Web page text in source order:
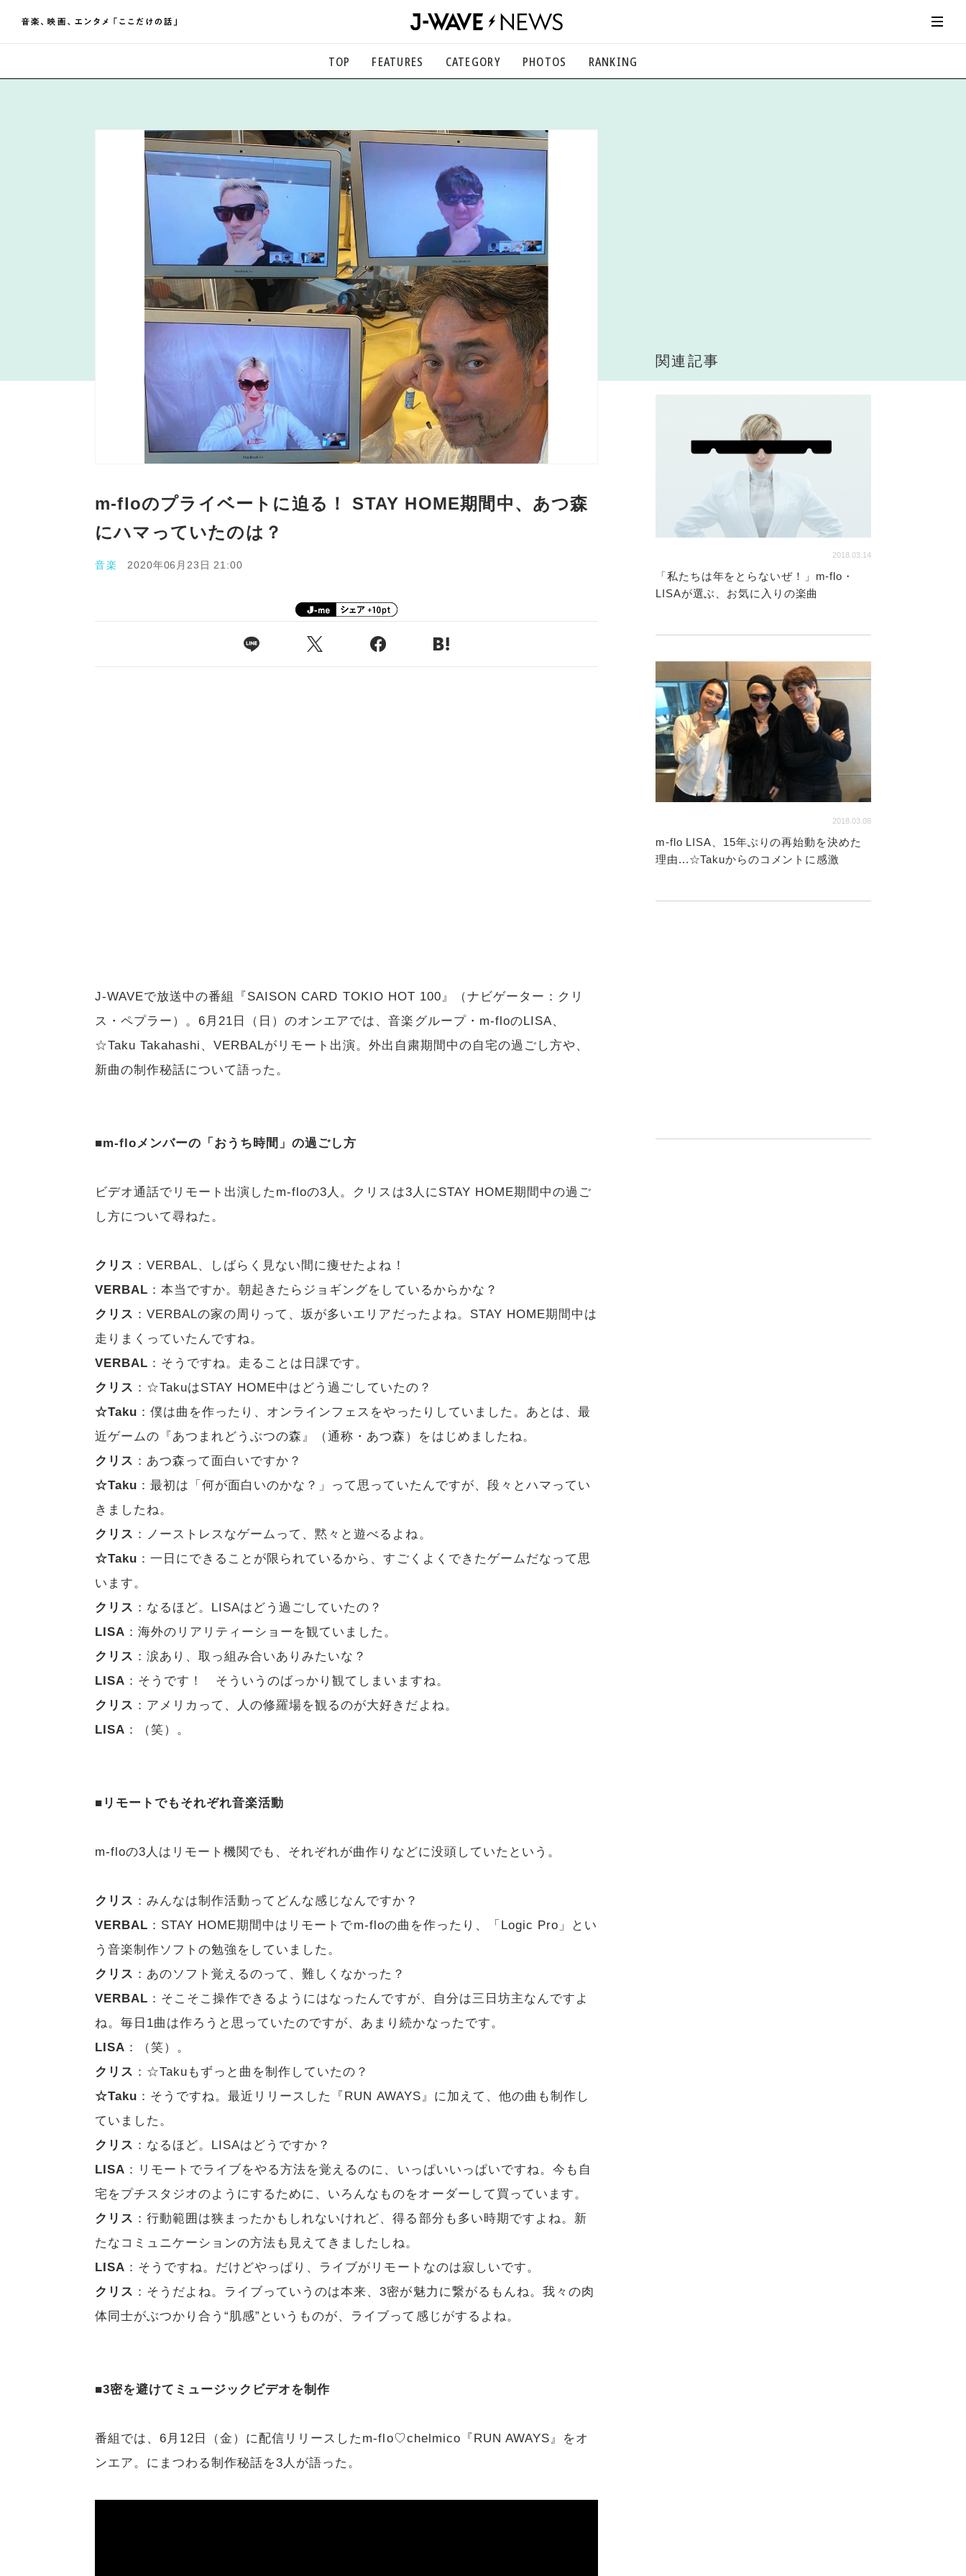
TOP FEATURES CATEGORY
映画、芸能、舞台、スポーツなど
アート、文芸、マンガなど
ライフスタイル
食、健康、美容…暮らし豊かに
社会
国内、海外の気になるトピック
PHOTOS RANKING
m-floのプライベートに迫る！ STAY HOME期間中、あつ森
にハマっていたのは？
音楽 2020年06月23日 21:00
J-WAVEで放送中の番組『SAISON CARD TOKIO HOT 100』（ナビゲーター：クリ
ス・ペプラー）。6月21日（日）のオンエアでは、音楽グループ・m-floのLISA、
☆Taku Takahashi、VERBALがリモート出演。外出自粛期間中の自宅の過ごし方や、
新曲の制作秘話について語った。
■m-floメンバーの「おうち時間」の過ごし方
ビデオ通話でリモート出演したm-floの3人。クリスは3人にSTAY HOME期間中の過ご
し方について尋ねた。
クリス ：VERBAL、しばらく見ない間に痩せたよね！
VERBAL ：本当ですか。朝起きたらジョギングをしているからかな？
クリス ：VERBALの家の周りって、坂が多いエリアだったよね。STAY HOME期間中は
走りまくっていたんですね。
VERBAL ：そうですね。走ることは日課です。
クリス ：☆TakuはSTAY HOME中はどう過ごしていたの？
☆Taku ：僕は曲を作ったり、オンラインフェスをやったりしていました。あとは、最
近ゲームの『あつまれどうぶつの森』（通称・あつ森）をはじめましたね。
クリス ：あつ森って面白いですか？
☆Taku ：最初は「何が面白いのかな？」って思っていたんですが、段々とハマってい
きましたね。
クリス ：ノーストレスなゲームって、黙々と遊べるよね。
☆Taku ：一日にできることが限られているから、すごくよくできたゲームだなって思
います。
クリス ：なるほど。LISAはどう過ごしていたの？
LISA ：海外のリアリティーショーを観ていました。
クリス ：涙あり、取っ組み合いありみたいな？
LISA ：そうです！ そういうのばっかり観てしまいますね。
クリス ：アメリカって、人の修羅場を観るのが大好きだよね。
LISA ：（笑）。
■リモートでもそれぞれ音楽活動
m-floの3人はリモート機関でも、それぞれが曲作りなどに没頭していたという。
クリス ：みんなは制作活動ってどんな感じなんですか？
VERBAL ：STAY HOME期間中はリモートでm-floの曲を作ったり、「Logic Pro」とい
う音楽制作ソフトの勉強をしていました。
クリス ：あのソフト覚えるのって、難しくなかった？
VERBAL ：そこそこ操作できるようにはなったんですが、自分は三日坊主なんですよ
ね。毎日1曲は作ろうと思っていたのですが、あまり続かなったです。
LISA ：（笑）。
クリス ：☆Takuもずっと曲を制作していたの？
☆Taku ：そうですね。最近リリースした『RUN AWAYS』に加えて、他の曲も制作し
ていました。
クリス ：なるほど。LISAはどうですか？
LISA ：リモートでライブをやる方法を覚えるのに、いっぱいいっぱいですね。今も自
宅をプチスタジオのようにするために、いろんなものをオーダーして買っています。
クリス ：行動範囲は狭まったかもしれないけれど、得る部分も多い時期ですよね。新
たなコミュニケーションの方法も見えてきましたしね。
LISA ：そうですね。だけどやっぱり、ライブがリモートなのは寂しいです。
クリス ：そうだよね。ライブっていうのは本来、3密が魅力に繋がるもんね。我々の肉
体同士がぶつかり合う“肌感”というものが、ライブって感じがするよね。
■3密を避けてミュージックビデオを制作
番組では、6月12日（金）に配信リリースしたm-flo♡chelmico『RUN AWAYS』をオ
ンエア。にまつわる制作秘話を3人が語った。
関連記事
2018.03.14
「私たちは年をとらないぜ！」m-flo・
LISAが選ぶ、お気に入りの楽曲
2018.03.08
m-flo LISA、15年ぶりの再始動を決めた
理由...☆Takuからのコメントに感激